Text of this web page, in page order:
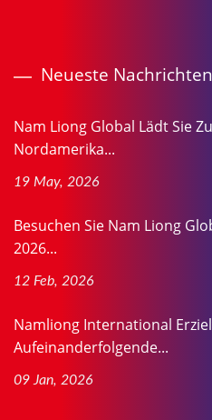
Neueste Nachrichten
Nam Liong Global Lädt Sie
Nordamerika...
19 May, 2026
Besuchen Sie Nam Liong
2026...
12 Feb, 2026
Namliong International
Aufeinanderfolgende...
09 Jan, 2026